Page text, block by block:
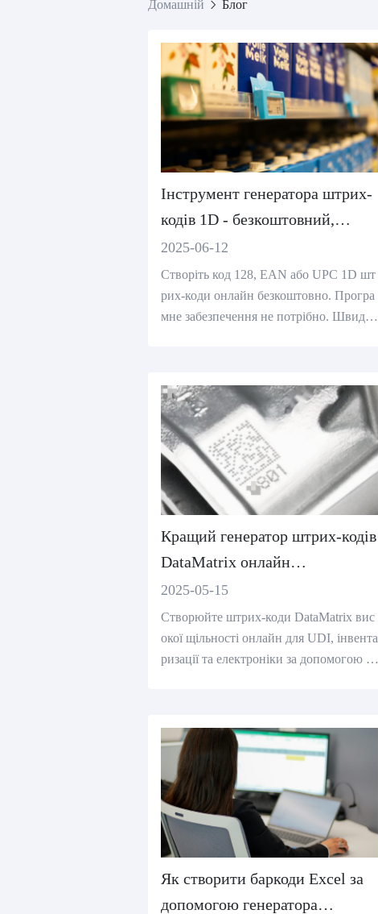
Домашній Блог
Інструмент генератора штрих-
кодів 1D - безкоштовний,
онлайн та простий у
використанні
2025-06-12
Створіть код 128, EAN або UPC 1D шт
рих-коди онлайн безкоштовно. Програ
мне забезпечення не потрібно. Швидки
Кращий генератор штрих-кодів
DataMatrix онлайн
(безкоштовний інструмент)
2025-05-15
Створюйте штрих-коди DataMatrix вис
окої щільності онлайн для UDI, інвента
ризації та електроніки за допомогою на
Як створити баркоди Excel за
допомогою генератора